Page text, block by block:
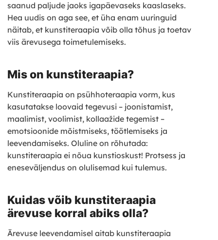
saanud paljude jaoks igapäevaseks kaaslaseks.
Hea uudis on aga see, et üha enam uuringuid
näitab, et kunstiteraapia võib olla tõhus ja toetav
viis ärevusega toimetulemiseks.
Mis on kunstiteraapia?
Kunstiteraapia on psühhoteraapia vorm, kus
kasutatakse loovaid tegevusi – joonistamist,
maalimist, voolimist, kollaažide tegemist –
emotsioonide mõistmiseks, töötlemiseks ja
leevendamiseks. Oluline on rõhutada:
kunstiteraapia ei nõua kunstioskust! Protsess ja
eneseväljendus on olulisemad kui tulemus.
Kuidas võib kunstiteraapia
ärevuse korral abiks olla?
Ärevuse leevendamisel aitab kunstiteraapia